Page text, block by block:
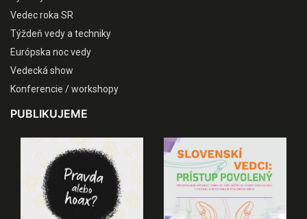
Vedec roka SR
Týždeň vedy a techniky
Európska noc vedy
Vedecká show
Konferencie / workshopy
PUBLIKUJEME